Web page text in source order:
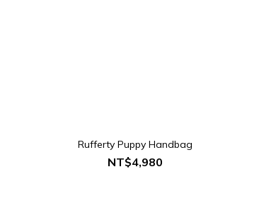
Rufferty Puppy Handbag
NT$4,980